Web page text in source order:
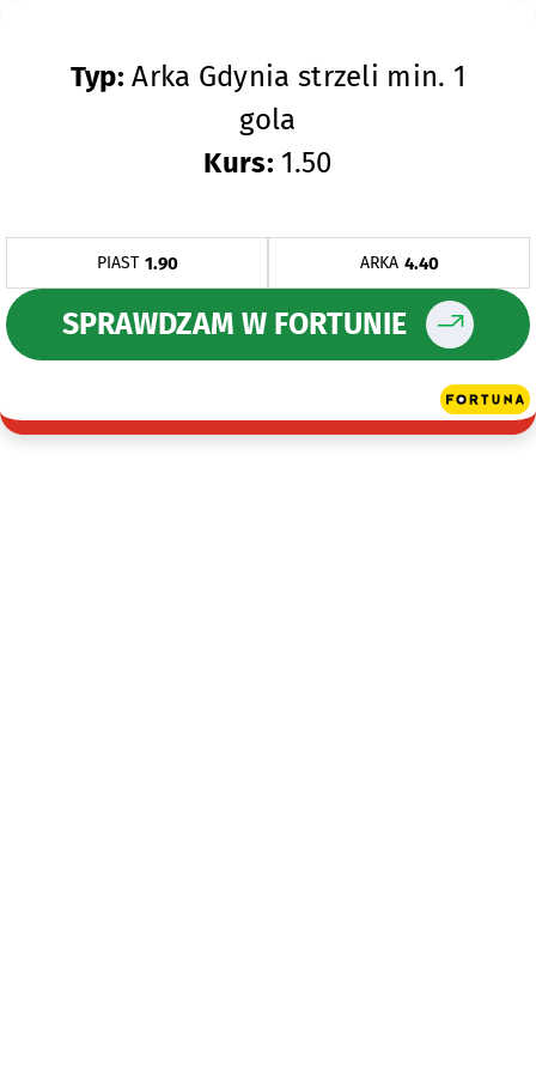
Typ: Arka Gdynia strzeli min. 1
gola
Kurs: 1.50
PIAST 1.90 ARKA 4.40
SPRAWDZAM W FORTUNIE